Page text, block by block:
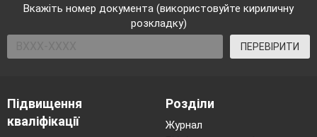
Вкажіть номер документа (використовуйте кириличну
розкладку)
ПЕРЕВІРИТИ
Підвищення
кваліфікації
Розділи
Журнал